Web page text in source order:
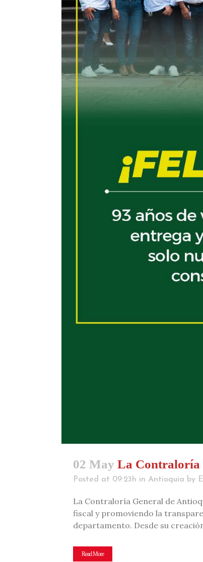
02 May La Contraloría
Posted at 09:23h in Antioquia by
La Contraloría General de
fiscal y promoviendo la
departamento. Desde su
Read More